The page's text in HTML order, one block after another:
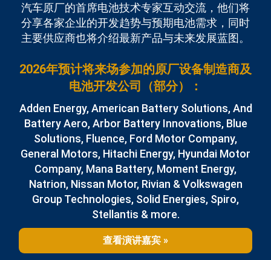
汽车原厂的首席电池技术专家互动交流，他们将
分享各家企业的开发趋势与预期电池需求，同时
主要供应商也将介绍最新产品与未来发展蓝图。
2026年预计将来场参加的原厂设备制造商及
电池开发公司（部分）：
Adden Energy, American Battery Solutions, And
Battery Aero, Arbor Battery Innovations, Blue
Solutions, Fluence, Ford Motor Company,
General Motors, Hitachi Energy, Hyundai Motor
Company, Mana Battery, Moment Energy,
Natrion, Nissan Motor, Rivian & Volkswagen
Group Technologies, Solid Energies, Spiro,
Stellantis & more.
查看演讲嘉宾 »